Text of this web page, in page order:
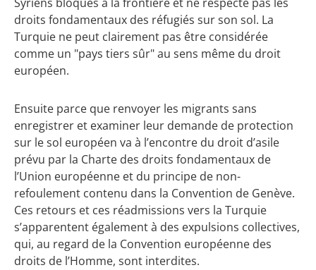
droits fondamentaux des réfugiés sur son sol. La
Turquie ne peut clairement pas être considérée
comme un "pays tiers sûr" au sens même du droit
européen.
Ensuite parce que renvoyer les migrants sans
enregistrer et examiner leur demande de protection
sur le sol européen va à l’encontre du droit d’asile
prévu par la Charte des droits fondamentaux de
l’Union européenne et du principe de non-
refoulement contenu dans la Convention de Genève.
Ces retours et ces réadmissions vers la Turquie
s’apparentent également à des expulsions collectives,
qui, au regard de la Convention européenne des
droits de l’Homme, sont interdites.